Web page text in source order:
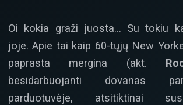
Oi kokia graži juosta… Su tokiu
joje. Apie tai kaip 60-tųjų New
paprasta mergina (akt.
besidarbuojanti dovanas
parduotuvėje, atsitiktinai